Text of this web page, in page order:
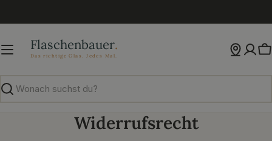
Inhalt
Suchen
Widerrufsrecht